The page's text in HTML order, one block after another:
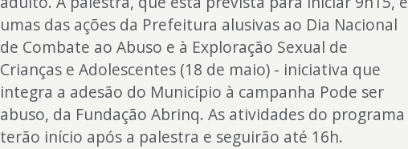
umas das ações da Prefeitura alusivas ao Dia Nacional
de Combate ao Abuso e à Exploração Sexual de
Crianças e Adolescentes (18 de maio) - iniciativa que
integra a adesão do Município à campanha Pode ser
abuso, da Fundação Abrinq. As atividades do programa
terão início após a palestra e seguirão até 16h.